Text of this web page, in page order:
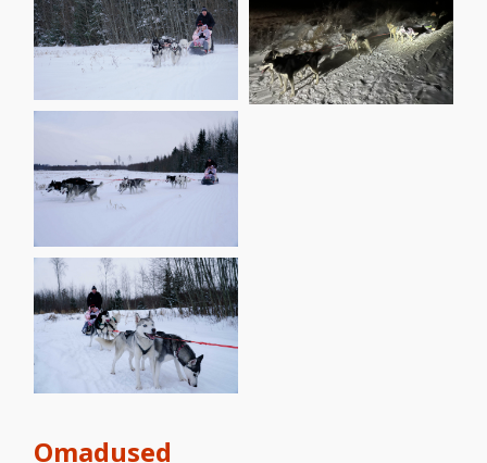
Omadused